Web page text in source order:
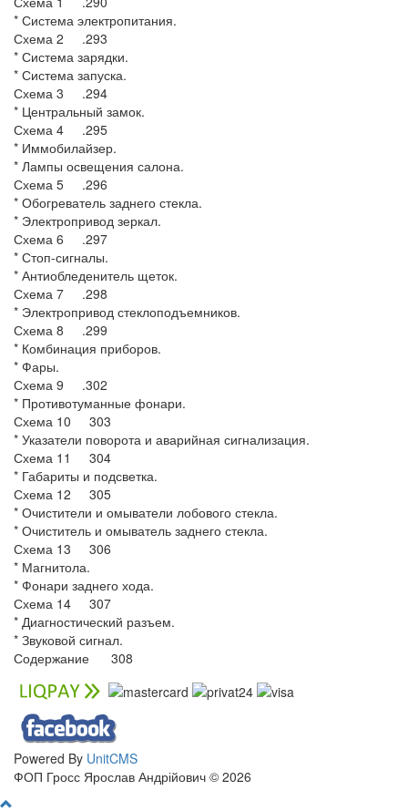
* Система электропитания.
Схема 2 .293
* Система зарядки.
* Система запуска.
Схема 3 .294
* Центральный замок.
Схема 4 .295
* Иммобилайзер.
* Лампы освещения салона.
Схема 5 .296
* Обогреватель заднего стекла.
* Электропривод зеркал.
Схема 6 .297
* Стоп-сигналы.
* Антиобледенитель щеток.
Схема 7 .298
* Электропривод стеклоподъемников.
Схема 8 .299
* Комбинация приборов.
* Фары.
Схема 9 .302
* Противотуманные фонари.
Схема 10 303
* Указатели поворота и аварийная сигнализация.
Схема 11 304
* Габариты и подсветка.
Схема 12 305
* Очистители и омыватели лобового стекла.
* Очиститель и омыватель заднего стекла.
Схема 13 306
* Магнитола.
* Фонари заднего хода.
Схема 14 307
* Диагностический разъем.
* Звуковой сигнал.
Содержание 308
Powered By UnitCMS
ФОП Гросс Ярослав Андрійович © 2026